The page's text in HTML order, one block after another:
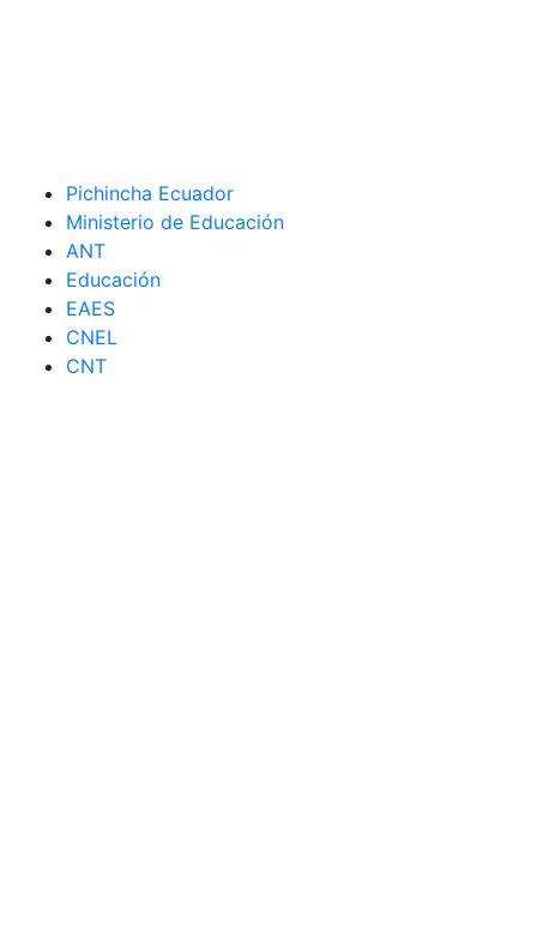
Pichincha Ecuador
Ministerio de Educación
ANT
Educación
EAES
CNEL
CNT